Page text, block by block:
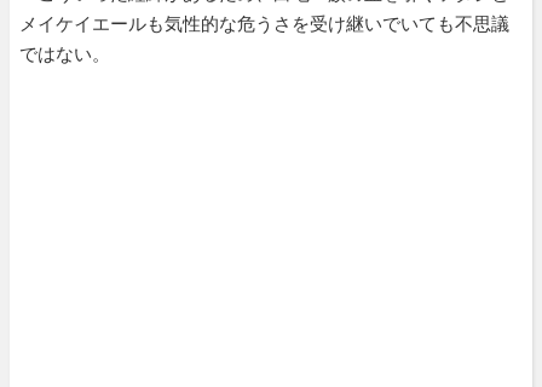
メイケイエールも気性的な危うさを受け継いでいても不思議
ではない。